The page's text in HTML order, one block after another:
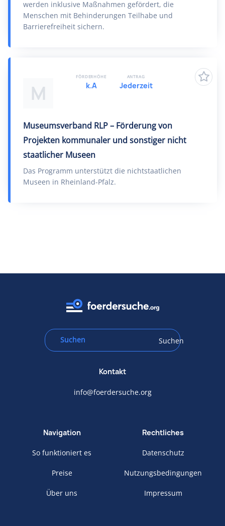
werden inklusive Maßnahmen gefördert, die
Menschen mit Behinderungen Teilhabe und
Barrierefreiheit sichern.
M
Museumsverband RLP – Förderung von
Projekten kommunaler und sonstiger nicht
staatlicher Museen
Das Programm unterstützt die nichtstaatlichen
Museen in Rheinland-Pfalz.
FÖRDERHÖHE
k.A
ANTRAG
Jederzeit
Suchen
Kontakt
info@foerdersuche.org
Navigation
So funktioniert es
Preise
Über uns
Rechtliches
Datenschutz
Nutzungsbedingungen
Impressum